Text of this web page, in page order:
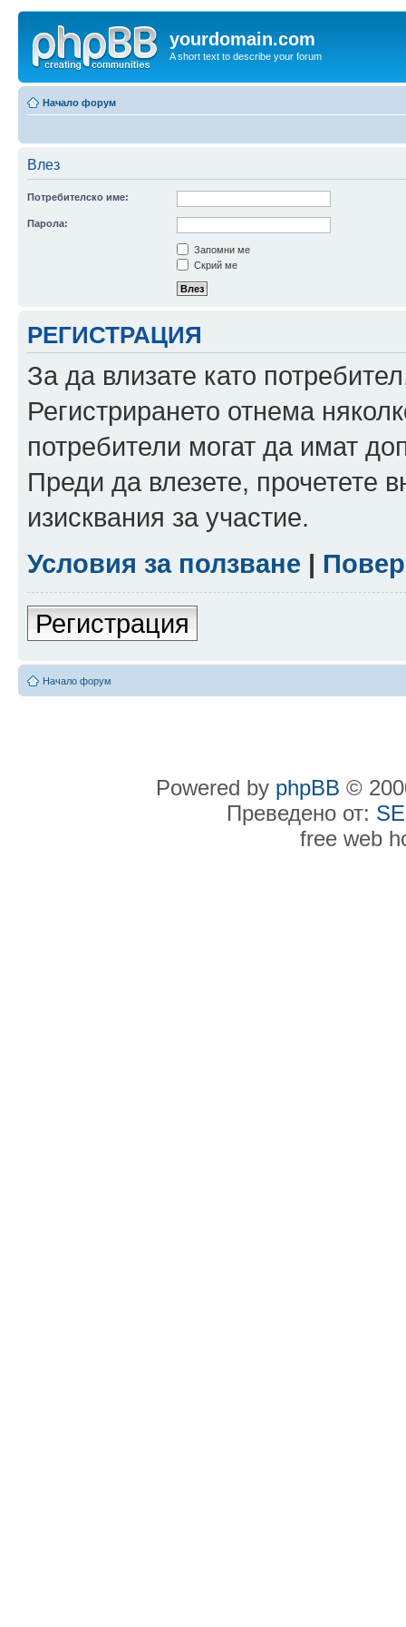
yourdomain.com
A short text to describe your forum
Начало форум
Влез
Потребителско име:
Парола:
Запомни ме
Скрий ме
РЕГИСТРАЦИЯ
За да влизате като
Регистрирането отнема
потребители могат да имат
Преди да влезете, прочетете
изисквания за участие.
Условия за ползване |
Регистрация
Начало форум
Powered by phpBB ©
Преведено от:
free web